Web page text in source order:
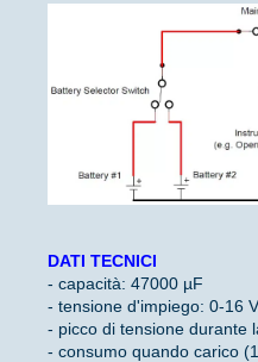
DATI TECNICI
- capacità: 47000 µF
- tensione d'impiego: 0-16
- picco di tensione durante
- consumo quando carico